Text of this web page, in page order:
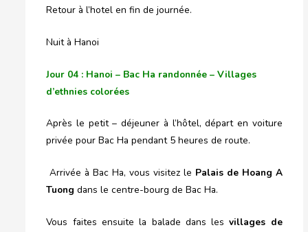
Retour à l’hotel en fin de journée.
Nuit à Hanoi
Jour 04 : Hanoi – Bac Ha randonnée – Villages
d’ethnies colorées
Après le petit – déjeuner à l’hôtel, départ en voiture
privée pour Bac Ha pendant 5 heures de route.
Arrivée à Bac Ha, vous visitez le Palais de Hoang A
Tuong dans le centre-bourg de Bac Ha.
Vous faites ensuite la balade dans lesvillages de